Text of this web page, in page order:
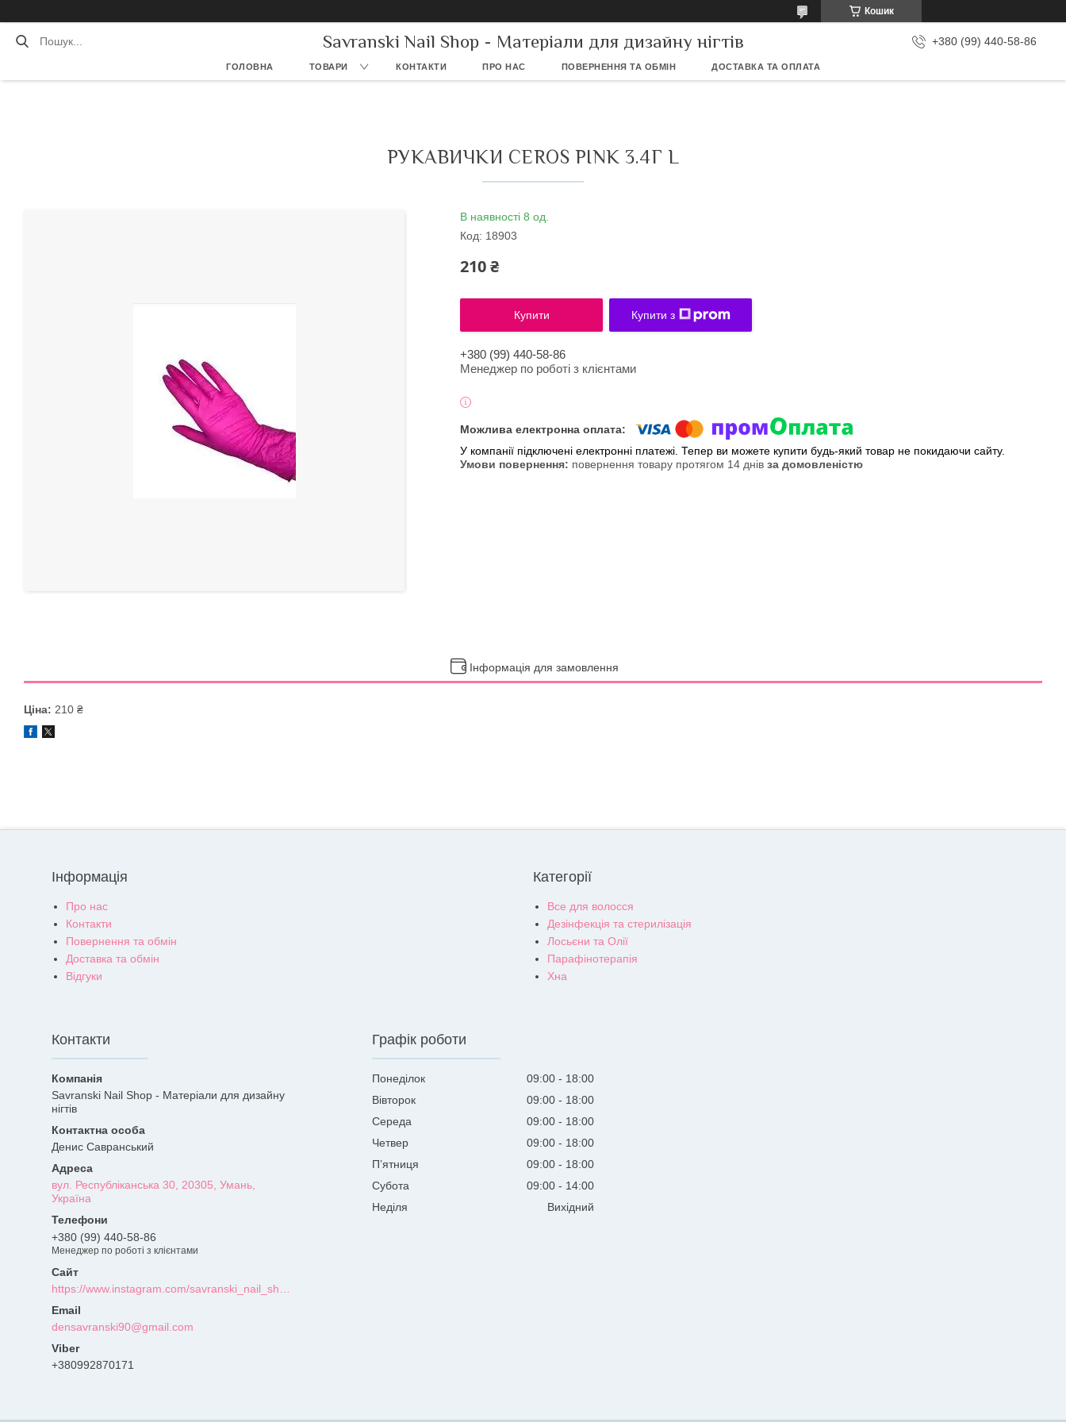
Кошик
Savranski Nail Shop - Матеріали для дизайну нігтів +380 (99) 440-58-86
ГОЛОВНА ТОВАРИ КОНТАКТИ ПРО НАС ПОВЕРНЕННЯ ТА ОБМІН ДОСТАВКА ТА ОПЛАТА
РУКАВИЧКИ CEROS PINK 3.4Г L
В наявності 8 од.
Код: 18903
210 ₴
Купити Купити з
+380 (99) 440-58-86
Менеджер по роботі з клієнтами
У компанії підключені електронні платежі. Тепер ви можете купити будь-який товар не покидаючи сайту.
повернення товару протягом 14 днів за домовленістю
Інформація для замовлення
Ціна: 210 ₴
Інформація
Про нас
Контакти
Повернення та обмін
Доставка та обмін
Відгуки
Категорії
Все для волосся
Дезінфекція та стерилізація
Лосьєни та Олії
Парафінотерапія
Хна
Контакти
Savranski Nail Shop - Матеріали для дизайну
нігтів
Денис Савранський
вул. Республіканська 30, 20305, Умань,
Україна
+380 (99) 440-58-86
Менеджер по роботі з клієнтами
densavranski90@gmail.com
+380992870171
Графік роботи
Понеділок 09:00
18:00
Вівторок
09:00
18:00
Середа
09:00
18:00
Четвер
09:00
18:00
Пʼятниця
09:00
18:00
Субота
09:00
14:00
Неділя
Вихідний